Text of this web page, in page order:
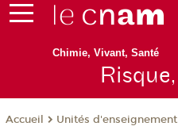
Chimie, Vivant, Santé
Risque,
Accueil Unités d'enseignement